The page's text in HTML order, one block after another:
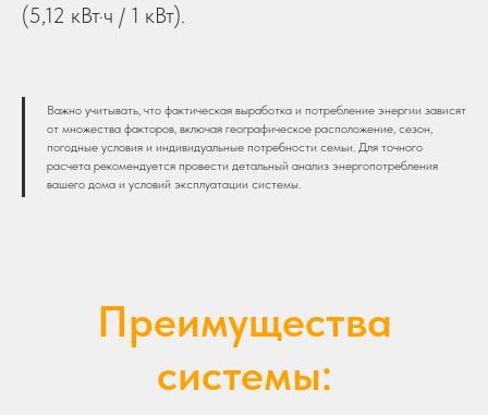
(5,12 кВт·ч / 1 кВт).
Важно учитывать, что фактическая выработка и потребление энергии зависят
от множества факторов, включая географическое расположение, сезон,
погодные условия и индивидуальные потребности семьи. Для точного
расчета рекомендуется провести детальный анализ энергопотребления
вашего дома и условий эксплуатации системы.
Преимущества
системы: